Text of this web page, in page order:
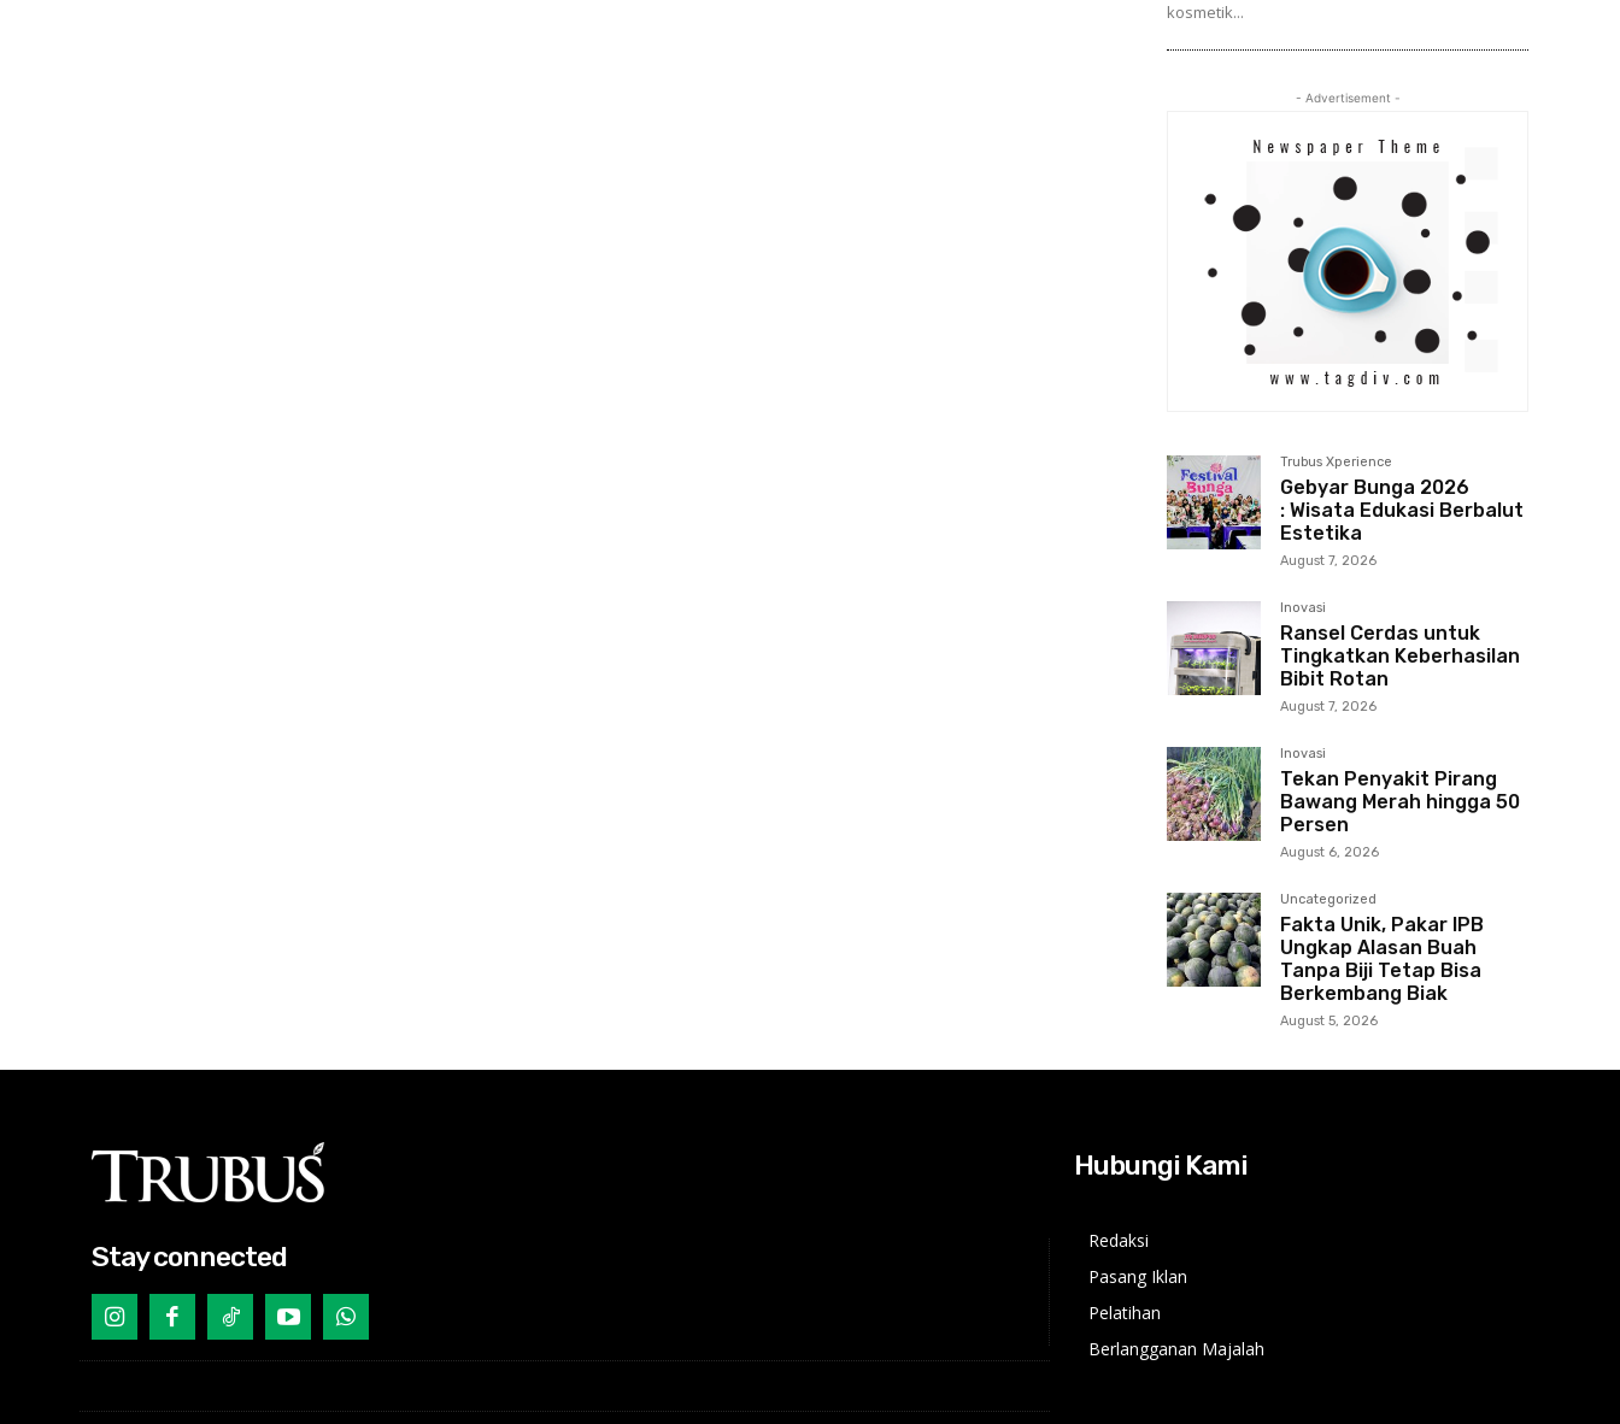
kosmetik...
- Advertisement -
Trubus Xperience
Gebyar Bunga 2026
: Wisata Edukasi Berbalut
Estetika
August 7, 2026
Inovasi
Ransel Cerdas untuk
Tingkatkan Keberhasilan
Bibit Rotan
August 7, 2026
Inovasi
Tekan Penyakit Pirang
Bawang Merah hingga 50
Persen
August 6, 2026
Uncategorized
Fakta Unik, Pakar IPB
Ungkap Alasan Buah
Tanpa Biji Tetap Bisa
Berkembang Biak
August 5, 2026
Stay connected
Hubungi Kami
Redaksi
Pasang Iklan
Pelatihan
Berlangganan Majalah